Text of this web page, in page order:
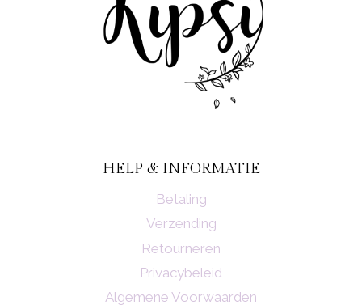
HELP & INFORMATIE
Betaling
Verzending
Retourneren
Privacybeleid
Algemene Voorwaarden